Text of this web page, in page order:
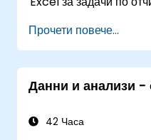
Excel за по-добро
повишена
Прочети повече...
Данни и анализи -
42 Часа